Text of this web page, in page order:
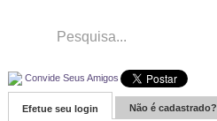
Convide Seus Amigos
Efetue seu login Não é cadastrado?